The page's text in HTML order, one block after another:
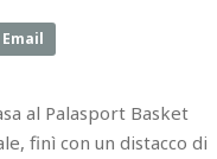
Email
al Palasport Basket
finì con un distacco di